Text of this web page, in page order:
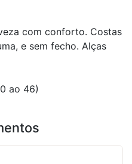
com conforto. Costas
e sem fecho. Alças
ao 46)